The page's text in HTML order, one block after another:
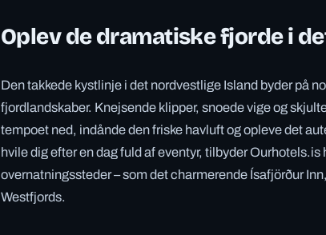
Oplev de dramatiske fjorde i
Den takkede kystlinje i det nordvestlige Island byder på
fjordlandskaber. Knejsende klipper, snoede vige og
tempoet ned, indånde den friske havluft og opleve det
hvile dig efter en dag fuld af eventyr, tilbyder
overnatningssteder – som det charmerende Ísafjörður
Westfjords.